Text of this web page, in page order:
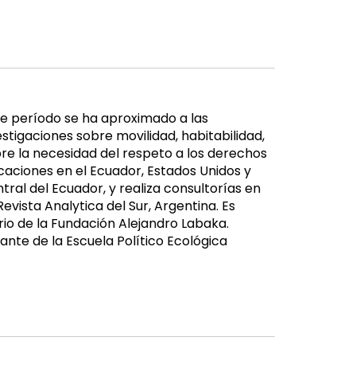
período se ha aproximado a las
sobre movilidad, habitabilidad,
la necesidad del respeto a los derechos
en el Ecuador, Estados Unidos y
del Ecuador, y realiza consultorías en
Analytica del Sur, Argentina. Es
de la Fundación Alejandro Labaka.
de la Escuela Político Ecológica